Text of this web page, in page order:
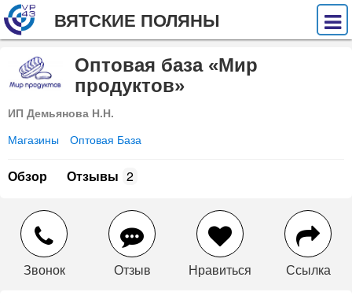
ВЯТСКИЕ ПОЛЯНЫ
Оптовая база «Мир
продуктов»
ИП Демьянова Н.Н.
Магазины Оптовая База
Обзор Отзывы 2
Звонок Отзыв Нравиться Ссылка